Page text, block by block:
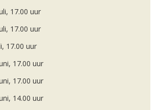
17.00 uur
17.00 uur
17.00 uur
17.00 uur
17.00 uur
14.00 uur